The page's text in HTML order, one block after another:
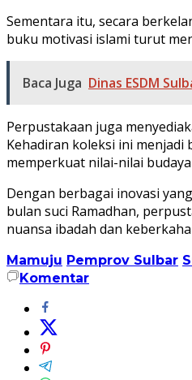
Sementara itu, secara
buku motivasi islami turut
Baca Juga Dinas ESDM
Perpustakaan juga
Kehadiran koleksi ini
memperkuat nilai-nilai
Dengan berbagai inovasi
bulan suci Ramadhan,
nuansa ibadah dan
Mamuju Pemprov Sulbar
Komentar